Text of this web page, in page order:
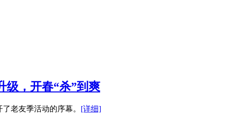
级，开春“杀”到爽
老友季活动的序幕。 [详细]